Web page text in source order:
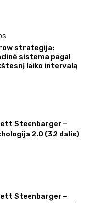
strategija:
sistema pagal
laiko intervalą
Steenbarger –
2.0 (32 dalis)
Steenbarger –